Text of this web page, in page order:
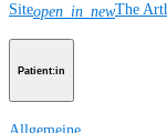
Siteopen_in_newThe
Patient:in